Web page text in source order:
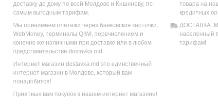
доставку до дому по всей Молдове и Кишиневу, по
самым выгодным тарифам.
Мы принимаем платежи через банковские карточки,
WebMoney, терминалы QIWI, перечислением и
конечно же наличными при доставке или в любом
представительстве dostavka.md.
Интернет магазин dostavka.md это единственный
интернет магазин в Молдове, который вам
понадобится!
Приятных вам покупок в нашем интернет магазине!
товара на
кредитных
ДОСТАВКА:
населенный
тарифам!